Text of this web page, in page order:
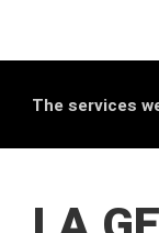
The services